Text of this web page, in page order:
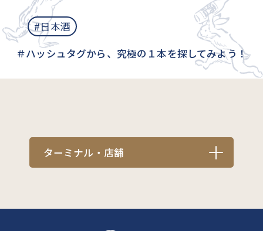
#日本酒
＃ハッシュタグから、究極の１本を探してみよう！
ターミナル・店舗